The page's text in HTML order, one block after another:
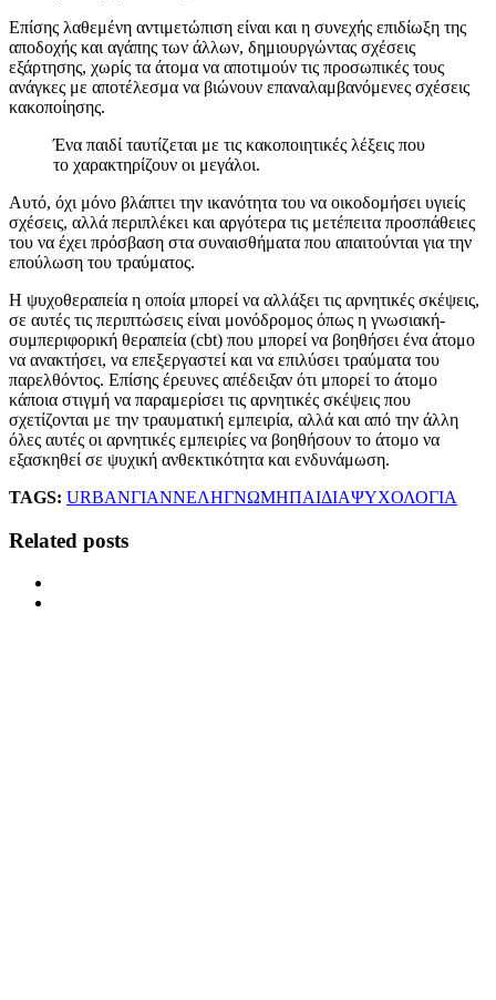
Επίσης λαθεμένη αντιμετώπιση είναι και η συνεχής επιδίωξη της
αποδοχής και αγάπης των άλλων, δημιουργώντας σχέσεις
εξάρτησης, χωρίς τα άτομα να αποτιμούν τις προσωπικές τους
ανάγκες με αποτέλεσμα να βιώνουν επαναλαμβανόμενες σχέσεις
κακοποίησης.
Ένα παιδί ταυτίζεται με τις κακοποιητικές λέξεις που
το χαρακτηρίζουν οι μεγάλοι.
Αυτό, όχι μόνο βλάπτει την ικανότητα του να οικοδομήσει υγιείς
σχέσεις, αλλά περιπλέκει και αργότερα τις μετέπειτα προσπάθειες
του να έχει πρόσβαση στα συναισθήματα που απαιτούνται για την
επούλωση του τραύματος.
Η ψυχοθεραπεία η οποία μπορεί να αλλάξει τις αρνητικές σκέψεις,
σε αυτές τις περιπτώσεις είναι μονόδρομος όπως η γνωσιακή-
συμπεριφορική θεραπεία (cbt) που μπορεί να βοηθήσει ένα άτομο
να ανακτήσει, να επεξεργαστεί και να επιλύσει τραύματα του
παρελθόντος. Επίσης έρευνες απέδειξαν ότι μπορεί το άτομο
κάποια στιγμή να παραμερίσει τις αρνητικές σκέψεις που
σχετίζονται με την τραυματική εμπειρία, αλλά και από την άλλη
όλες αυτές οι αρνητικές εμπειρίες να βοηθήσουν το άτομο να
εξασκηθεί σε ψυχική ανθεκτικότητα και ενδυνάμωση.
TAGS: URBANΓΙΑΝΝΕΛΗΓΝΩΜΗΠΑΙΔΙΑΨΥΧΟΛΟΓΙΑ
Related posts